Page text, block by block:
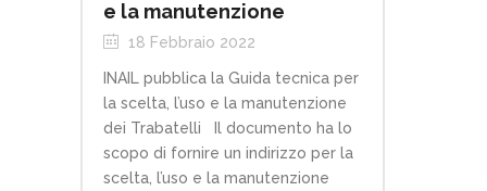
e la manutenzione
18 Febbraio 2022
INAIL pubblica la Guida tecnica per
la scelta, l’uso e la manutenzione
dei Trabatelli Il documento ha lo
scopo di fornire un indirizzo per la
scelta, l’uso e la manutenzione